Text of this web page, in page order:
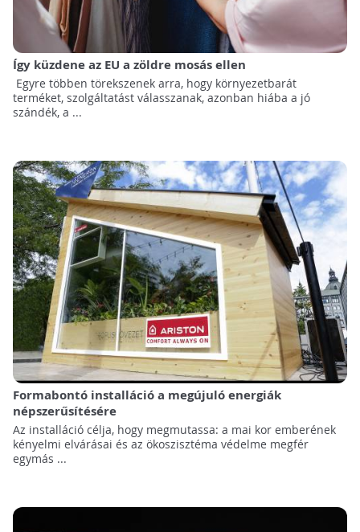
Így küzdene az EU a zöldre mosás ellen
Egyre többen törekszenek arra, hogy környezetbarát
terméket, szolgáltatást válasszanak, azonban hiába a jó
szándék, a ...
Formabontó installáció a megújuló energiák
népszerűsítésére
Az installáció célja, hogy megmutassa: a mai kor emberének
kényelmi elvárásai és az ökoszisztéma védelme megfér
egymás ...